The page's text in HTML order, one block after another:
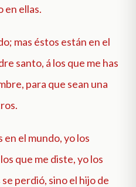
en ellas.
mas éstos están en el
santo, á los que me has
para que sean una
el mundo, yo los
que me diste, yo los
perdió, sino el hijo de